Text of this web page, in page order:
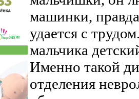
машинки, правда
удается с
мальчика
Именно такой
отделения